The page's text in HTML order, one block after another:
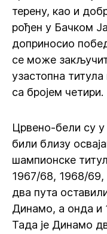
терену, као и
рођен у Бачком
доприносио
се може
узастопна
са бројем четири.
Црвено-бели су у
били близу
шампионске
1967/68, 1968/
два пута
Динамо, а онда и
Тада је Динамо